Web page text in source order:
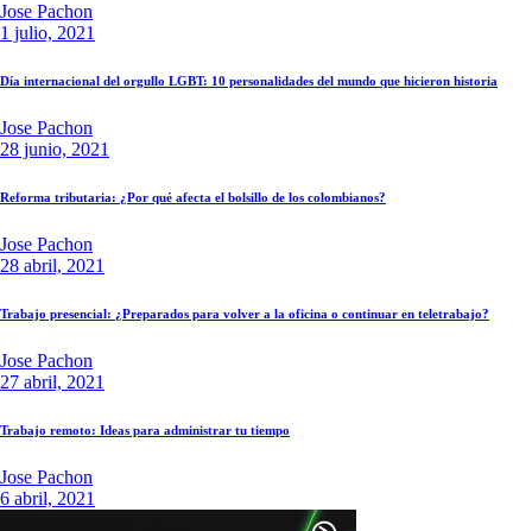
Jose Pachon
1 julio, 2021
Día internacional del orgullo LGBT: 10 personalidades del mundo que hicieron historia
Jose Pachon
28 junio, 2021
Reforma tributaria: ¿Por qué afecta el bolsillo de los colombianos?
Jose Pachon
28 abril, 2021
Trabajo presencial: ¿Preparados para volver a la oficina o continuar en teletrabajo?
Jose Pachon
27 abril, 2021
Trabajo remoto: Ideas para administrar tu tiempo
Jose Pachon
6 abril, 2021